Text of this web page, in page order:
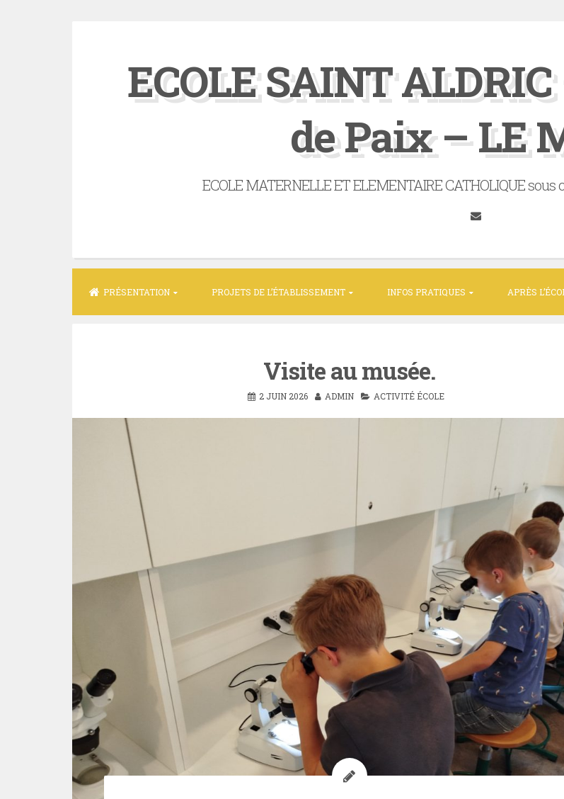
ECOLE SAINT
de Paix – LE
ECOLE MATERNELLE ET ELEMENTAIRE CATHOLIQUE
Tumblr
PRÉSENTATION PROJETS DE L’ÉTABLISSEMENT INFOS PRATIQUES APRÈS
Visite au musée.
2 JUIN 2026 ADMIN ACTIVITÉ ÉCOLE